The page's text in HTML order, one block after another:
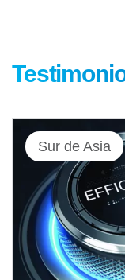
Sur de Asia